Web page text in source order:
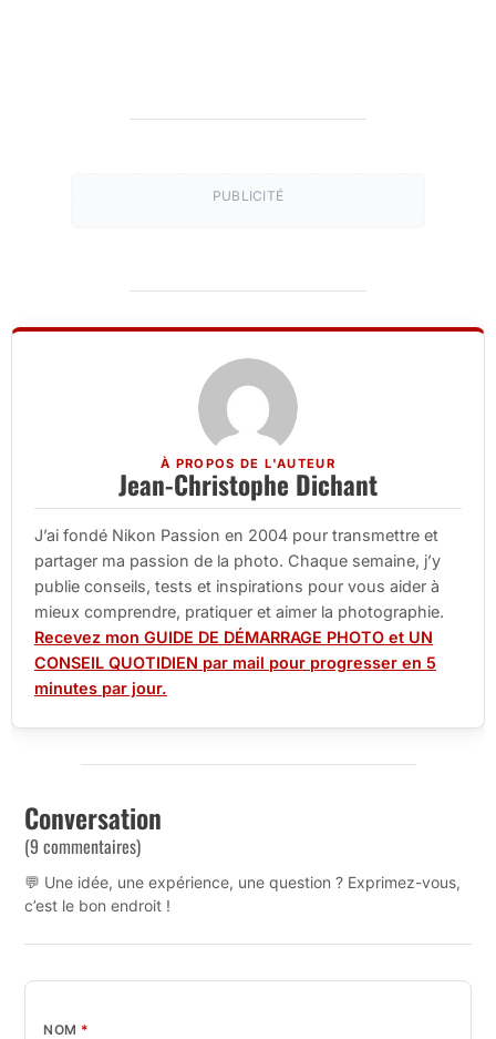
PUBLICITÉ
À PROPOS DE L'AUTEUR
Jean-Christophe Dichant
J’ai fondé Nikon Passion en 2004 pour transmettre et
partager ma passion de la photo. Chaque semaine, j’y
publie conseils, tests et inspirations pour vous aider à
mieux comprendre, pratiquer et aimer la photographie.
Recevez mon GUIDE DE DÉMARRAGE PHOTO et UN
CONSEIL QUOTIDIEN par mail pour progresser en 5
minutes par jour.
Conversation
(9 commentaires)
💬 Une idée, une expérience, une question ? Exprimez-vous,
c’est le bon endroit !
NOM *